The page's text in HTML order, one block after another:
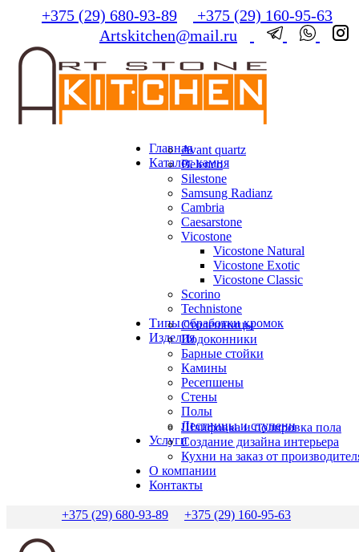
+375 (29) 680-93-89
+375 (29) 160-95-63
Artskitchen@mail.ru
Главная
Каталог камня
Avant quartz
Belenco
Silestone
Samsung Radianz
Сambria
Сaesarstone
Vicostone
Vicostone Natural
Vicostone Exotic
Vicostone Classic
Scorino
Technistone
Типы обработки кромок
Изделия
Столешницы
Подоконники
Барные стойки
Камины
Ресепшены
Стены
Полы
Лестницы и ступени
Услуги
Шлифовка и полировка пола
Создание дизайна интерьера
Кухни на заказ от
О компании
Контакты
+375 (29) 680-93-89 +375 (29) 160-95-63